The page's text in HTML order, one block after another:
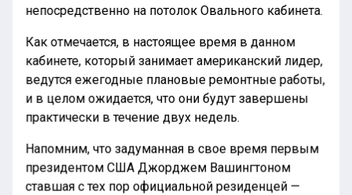
непосредственно на потолок Овального кабинета.
Как отмечается, в настоящее время в данном
кабинете, который занимает американский лидер,
ведутся ежегодные плановые ремонтные работы,
и в целом ожидается, что они будут завершены
практически в течение двух недель.
Напомним, что задуманная в свое время первым
президентом США Джорджем Вашингтоном
ставшая с тех пор официальной резиденцей —